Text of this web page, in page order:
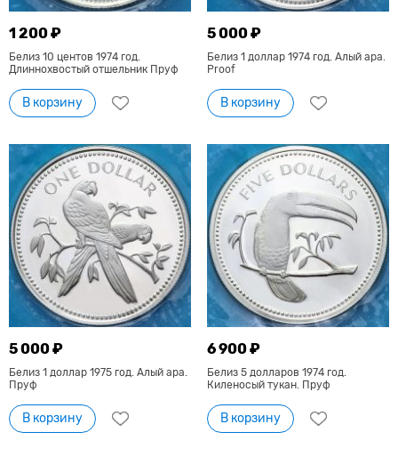
1 200 ₽
Белиз 10 центов 1974 год.
Длиннохвостый отшельник Пруф
В корзину
5 000 ₽
Белиз 1 доллар 1974 год. Алый ара.
Proof
В корзину
5 000 ₽
Белиз 1 доллар 1975 год. Алый ара.
Пруф
В корзину
6 900 ₽
Белиз 5 долларов 1974 год.
Киленосый тукан. Пруф
В корзину